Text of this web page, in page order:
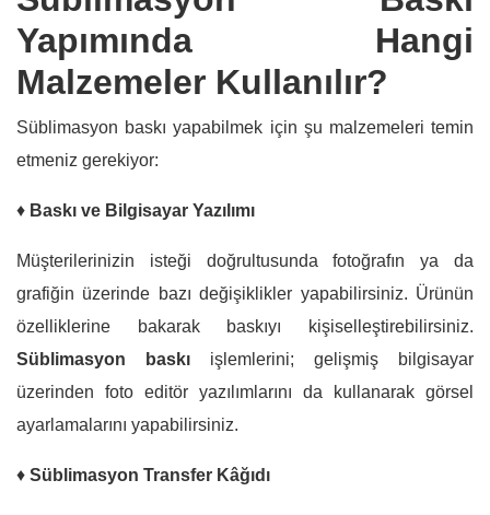
Yapımında Hangi
Malzemeler Kullanılır?
Süblimasyon baskı yapabilmek için şu malzemeleri temin
etmeniz gerekiyor:
♦ Baskı ve Bilgisayar Yazılımı
Müşterilerinizin isteği doğrultusunda fotoğrafın ya da
grafiğin üzerinde bazı değişiklikler yapabilirsiniz. Ürünün
özelliklerine bakarak baskıyı kişiselleştirebilirsiniz.
Süblimasyon baskı işlemlerini; gelişmiş bilgisayar
üzerinden foto editör yazılımlarını da kullanarak görsel
ayarlamalarını yapabilirsiniz.
♦ Süblimasyon Transfer Kâğıdı